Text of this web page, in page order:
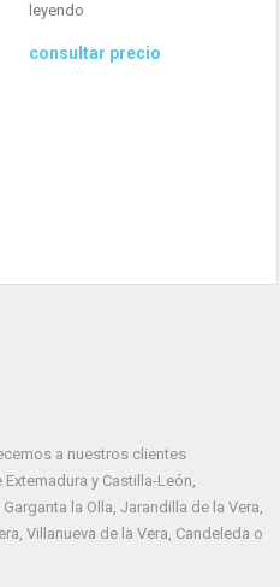
leyendo
consultar precio
a nuestros clientes
y Castilla-León,
la Olla, Jarandilla de la Vera,
Villanueva de la Vera, Candeleda o